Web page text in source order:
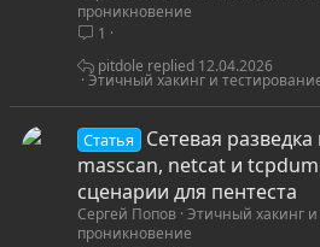
проникновение
1
Этичный хакинг и
12.04.2026
pitdole
Статья
Сетевая
masscan, netcat и
сценарии для пентеста
Сергей Попов Этичный хакинг
проникновение